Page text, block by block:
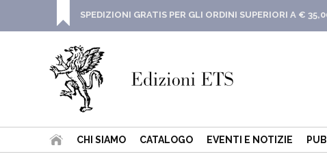
SPEDIZIONI GRATIS PER GLI ORDINI SUPERIORI A €
CHI SIAMO CATALOGO EVENTI E NOTIZIE